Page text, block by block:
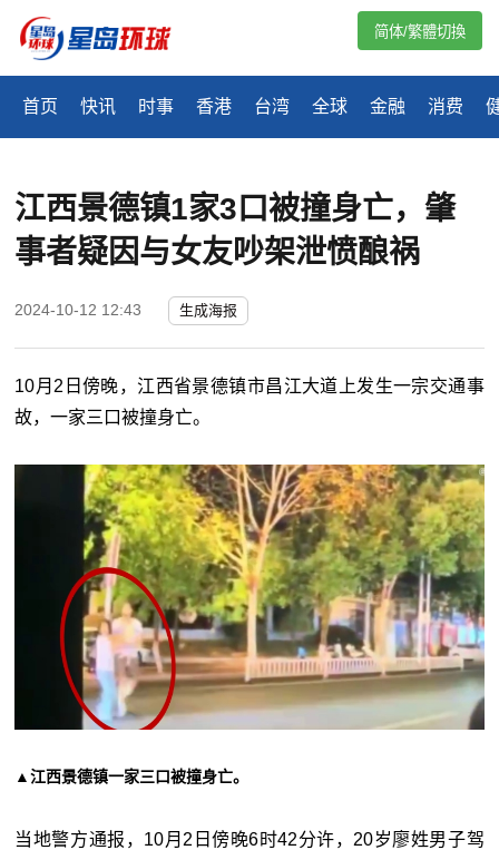
首页 快讯 时事 香港 台湾 全球 金融 消费
简体/繁體切換
江西景德镇1家3口被撞身亡，肇
事者疑因与女友吵架泄愤酿祸
2024-10-12 12:43 生成海报
10月2日傍晚，江西省景德镇市昌江大道上发生一宗交通事
故，一家三口被撞身亡。
▲江西景德镇一家三口被撞身亡。
当地警方通报，10月2日傍晚6时42分许，20岁廖姓男子驾